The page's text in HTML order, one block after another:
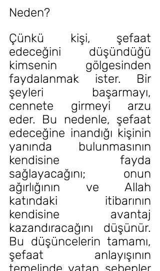
Neden?
Çünkü kişi, şefaat
edeceğini düşündüğü
kimsenin gölgesinden
faydalanmak ister. Bir
şeyleri başarmayı,
cennete girmeyi arzu
eder. Bu nedenle, şefaat
edeceğine inandığı kişinin
yanında bulunmasının
kendisine fayda
sağlayacağını; onun
ağırlığının ve Allah
katındaki itibarının
kendisine avantaj
kazandıracağını düşünür.
Bu düşüncelerin tamamı,
şefaat anlayışının